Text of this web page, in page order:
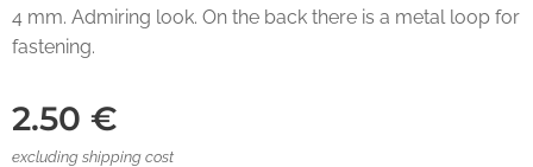
4 mm. Admiring look. On the back there is a metal loop for
fastening.
2.50 €
excluding shipping cost